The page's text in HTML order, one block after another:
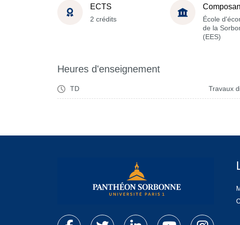
ECTS
2 crédits
École
de la
(EES)
Heures d'enseignement
TD Travaux